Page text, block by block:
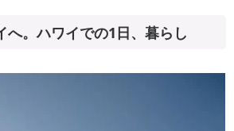
へ。ハワイでの1日、暮らし